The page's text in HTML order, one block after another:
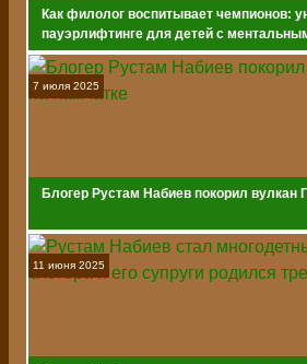
Как филолог воспитывает чемпионов:
пауэрлифтинге для детей с
7 июля 2025
Блогер Рустам Набиев покорил вулкан
11 июня 2025